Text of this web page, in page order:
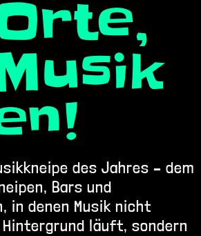
des Jahres – dem
Bars und
in denen Musik nicht
läuft, sondern